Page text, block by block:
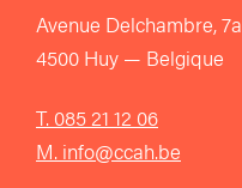
Avenue Delchambre, 7a
4500 Huy — Belgique
T. 085 21 12 06
M. info@ccah.be